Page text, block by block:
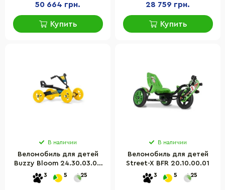
50 664 грн.
Купить
28 759 грн.
Купить
В наличии
Веломобиль для детей
Buzzy Bloom 24.30.03.00
(прямой привод)
3 5 25
В наличии
Веломобиль для детей
Street-X BFR 20.10.00.01
3 5 25